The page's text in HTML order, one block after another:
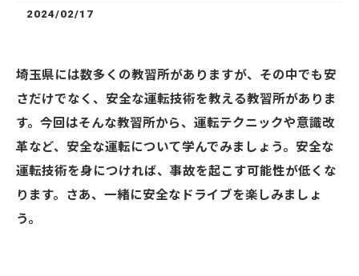
2024/02/17
埼玉県には数多くの教習所がありますが、その中でも安
さだけでなく、安全な運転技術を教える教習所がありま
す。今回はそんな教習所から、運転テクニックや意識改
革など、安全な運転について学んでみましょう。安全な
運転技術を身につければ、事故を起こす可能性が低くな
ります。さあ、一緒に安全なドライブを楽しみましょ
う。